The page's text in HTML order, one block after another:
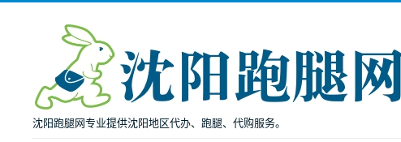
沈阳跑腿网专业提供沈阳地区代办、跑腿、代购服务。